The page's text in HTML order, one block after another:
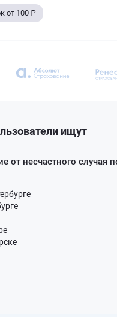
от 100 ₽
ищут
от несчастного случая